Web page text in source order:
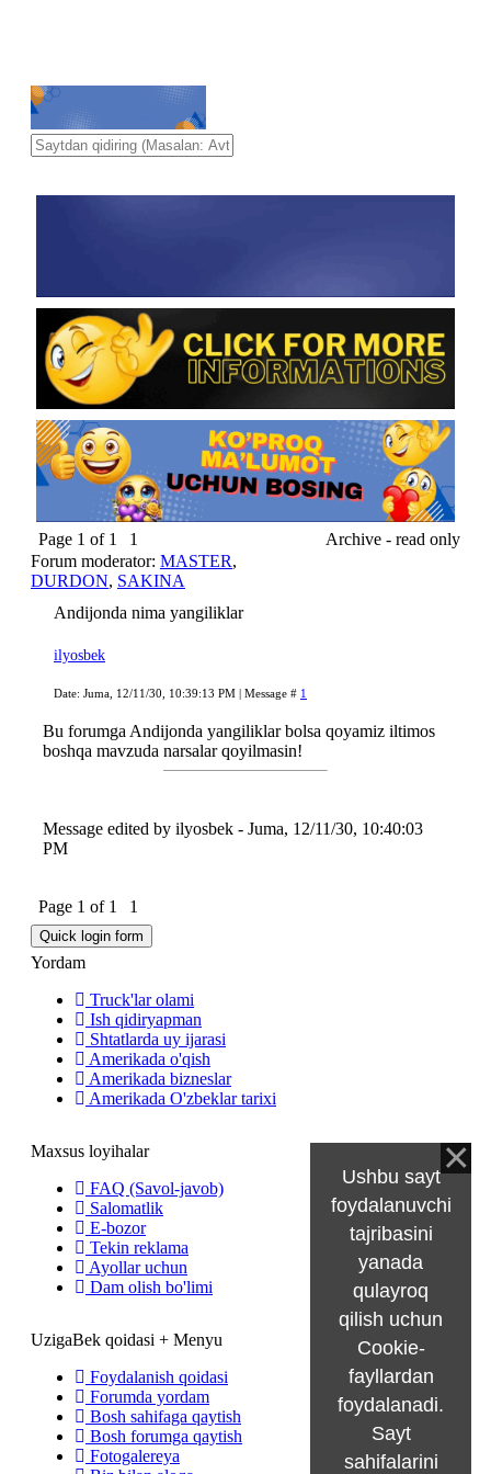
Page 1 of 1 1
Archive - read only
Forum moderator: MASTER,
DURDON, SAKINA
Andijonda nima yangiliklar
ilyosbek
Date: Juma, 12/11/30, 10:39:13 PM | Message # 1
Bu forumga Andijonda yangiliklar bolsa qoyamiz iltimos
boshqa mavzuda narsalar qoyilmasin!
Message edited by ilyosbek - Juma, 12/11/30, 10:40:03
PM
Page 1 of 1 1
Yordam
Truck'lar olami
Ish qidiryapman
Shtatlarda uy ijarasi
Amerikada o'qish
Amerikada bizneslar
Amerikada O'zbeklar tarixi
Maxsus loyihalar
FAQ (Savol-javob)
Salomatlik
E-bozor
Tekin reklama
Ayollar uchun
Dam olish bo'limi
UzigaBek qoidasi + Menyu
Foydalanish qoidasi
Forumda yordam
Bosh sahifaga qaytish
Bosh forumga qaytish
Fotogalereya
Ushbu sayt
foydalanuvchi
tajribasini
yanada
qulayroq
qilish uchun
Cookie-
fayllardan
foydalanadi.
Sayt
sahifalarini